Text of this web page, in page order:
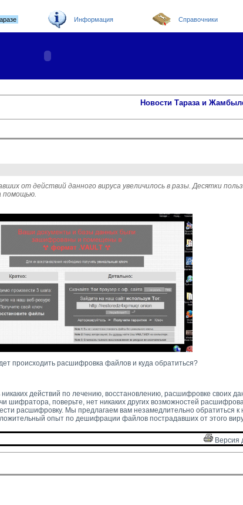
Информация Справочники
Новости Тараза и
от действий данного вируса увеличилось в разы. Десятки
помощью.
происходить расшифровка файлов и куда обратиться?
действий по лечению, восстановлению, расшифровке своих
поверьте, нет никаких других возможностей
расшифровку. Мы предлагаем вам незамедлительно обратиться к
опыт по дешифрации файлов пострадавших от этого
Версия